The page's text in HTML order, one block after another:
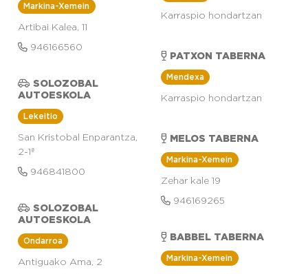
Markina-Xemein
Artibai Kalea, 11
946166560
AUTOESKOLA
Lekeitio
San Kristobal Enparantza,
2-1ª
946841800
AUTOESKOLA
Ondarroa
Antiguako Ama, 2
Karraspio hondartzan
PATXON TABERNA
Mendexa
Karraspio hondartzan
MELOS TABERNA
Markina-Xemein
Zehar kale 19
946169265
BABBEL TABERNA
Markina-Xemein